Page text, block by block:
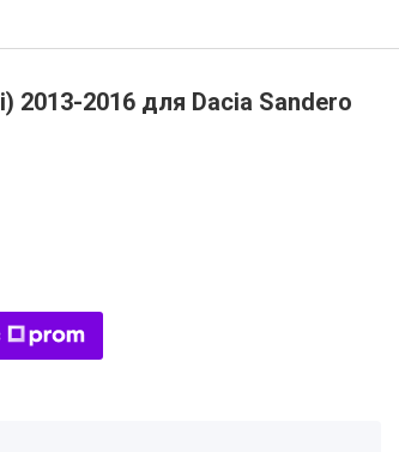
2013-2016 для Dacia Sandero